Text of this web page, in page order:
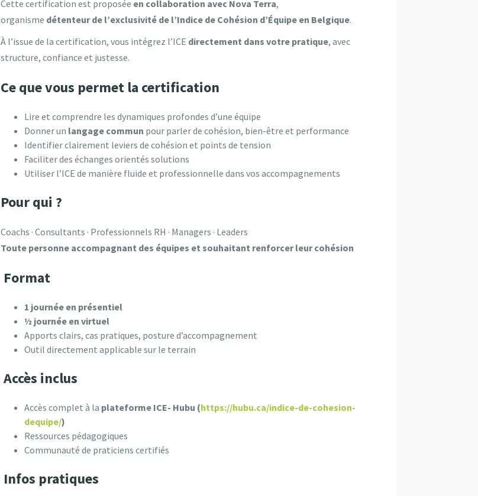
Cette certification est proposée en collaboration avec Nova Terra,
organisme détenteur de l’exclusivité de l’Indice de Cohésion d’Équipe en Belgique.
À l’issue de la certification, vous intégrez l’ICE directement dans votre pratique, avec
structure, confiance et justesse.
Ce que vous permet la certification
Lire et comprendre les dynamiques profondes d’une équipe
Donner un langage commun pour parler de cohésion, bien-être et performance
Identifier clairement leviers de cohésion et points de tension
Faciliter des échanges orientés solutions
Utiliser l’ICE de manière fluide et professionnelle dans vos accompagnements
Pour qui ?
Coachs · Consultants · Professionnels RH · Managers · Leaders
Toute personne accompagnant des équipes et souhaitant renforcer leur cohésion
Format
1 journée en présentiel
½ journée en virtuel
Apports clairs, cas pratiques, posture d’accompagnement
Outil directement applicable sur le terrain
Accès inclus
Accès complet à la plateforme ICE- Hubu (https://hubu.ca/indice-de-cohesion-
dequipe/)
Ressources pédagogiques
Communauté de praticiens certifiés
Infos pratiques